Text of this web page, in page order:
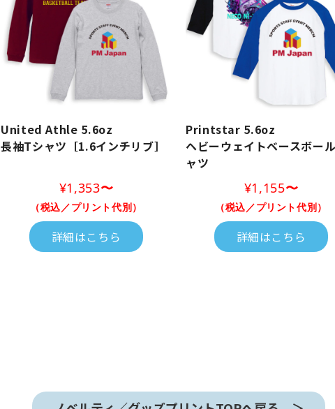
United Athle 5.6oz
長袖Tシャツ［1.6インチリブ］
¥1,353〜
（税込／プリント代別）
詳細はこちら
Printstar 5.6oz
ヘビーウェイトベースボー
ャツ
¥1,155〜
（税込／プリント代別）
詳細はこちら